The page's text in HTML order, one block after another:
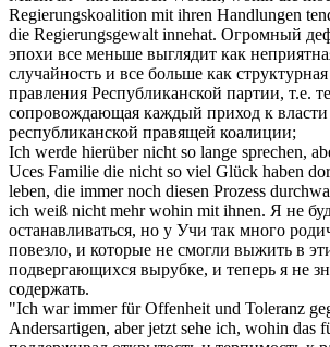
Regierungskoalition mit ihren Handlungen
die Regierungsgewalt innehat. Огромный
эпохи все меньше выглядит как
случайность и все больше как
правления Республиканской партии, т.е.
сопровождающая каждый приход к
республиканской правящей коалиции;
Ich werde hierüber nicht so lange sprechen,
Uces Familie die nicht so viel Glück haben
leben, die immernoch diesen Prozess
ich weiß nicht mehrwohin mit ihnen. Я не
останавливаться, но у Учи так много
повезло, и которые не смогли выжить в
подвергающихся вырубке, и теперь я не
содержать.
"Ich warimmerfür Offenheit und Toleranz
Andersartigen, aber jetzt sehe ich, wohin das